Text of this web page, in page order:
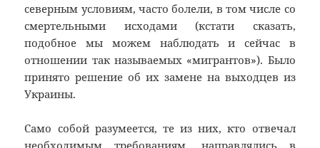
северным условиям, часто болели, в том числе со
смертельными исходами (кстати сказать,
подобное мы можем наблюдать и сейчас в
отношении так называемых «мигрантов»). Было
принято решение об их замене на выходцев из
Украины.
Само собой разумеется, те из них, кто отвечал